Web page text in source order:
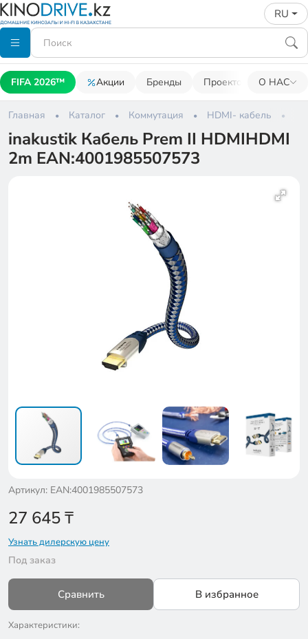
RU
FIFA 2026™ Акции Бренды Проекторы О НАС
Главная Каталог Коммутация HDMI- кабель
inakustik Кабель Prem II HDMIHDMI
2m EAN:4001985507573
Артикул: EAN:4001985507573
27 645₸
Узнать дилерскую цену
Под заказ
Сравнить В избранное
Характеристики: